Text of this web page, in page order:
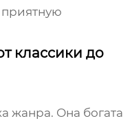
классики до
жанра. Она богата